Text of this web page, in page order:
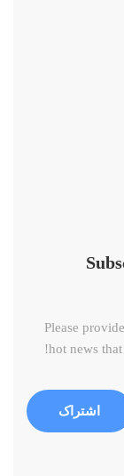
Please
hot news
اشتراک